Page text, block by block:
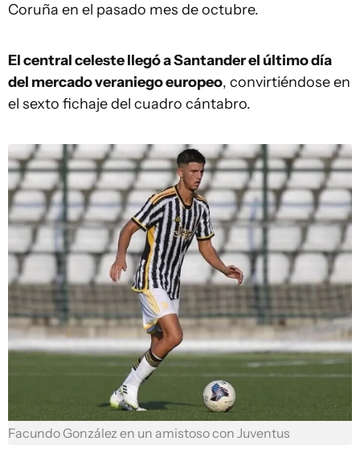
Coruña en el pasado mes de octubre.
El central celeste llegó a Santander el último día
del mercado veraniego europeo, convirtiéndose en
el sexto fichaje del cuadro cántabro.
Facundo González en un amistoso con Juventus